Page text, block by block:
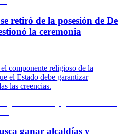
retiró de la posesión de De
la ceremonia
componente religioso de la
el Estado debe garantizar
las creencias.
ganar alcaldías y